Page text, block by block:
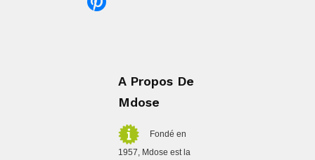
A Propos De
Mdose
Fondé en
1957, Mdose est la